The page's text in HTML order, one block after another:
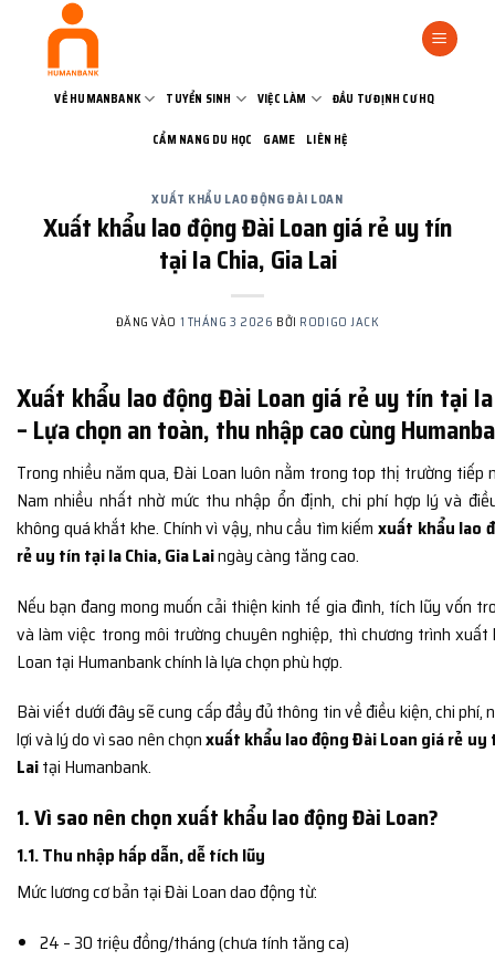
VỀ HUMANBANK TUYỂN SINH VIỆC LÀM ĐẦU TƯ ĐỊNH CƯ HQ
CẨM NANG DU HỌC GAME LIÊN HỆ
XUẤT KHẨU LAO ĐỘNG ĐÀI LOAN
Xuất khẩu lao động Đài Loan giá rẻ uy tín
tại Ia Chia, Gia Lai
ĐĂNG VÀO 1 THÁNG 3 2026 BỞI RODIGO JACK
Xuất khẩu lao động Đài Loan giá rẻ uy tín tại Ia
– Lựa chọn an toàn, thu nhập cao cùng
Trong nhiều năm qua,Đài Loan luôn nằm trong top thị trường tiếp
Nam nhiều nhất nhờ mức thu nhập ổn định, chi phí hợp lý và
không quá khắt khe. Chính vì vậy, nhu cầu tìm kiếmxuất khẩu lao
rẻ uy tín tại Ia Chia, Gia Laingày càng tăng cao.
Nếu bạn đang mong muốn cải thiện kinh tế gia đình, tích lũy vốn
và làm việc trong môi trường chuyên nghiệp, thì chương trình
Loan tại Humanbank chính là lựa chọn phù hợp.
Bài viết dưới đây sẽ cung cấp đầy đủ thông tin về điều kiện, chi phí,
lợi và lý do vì sao nên chọnxuất khẩu lao động Đài Loan giá rẻ uy
Laitại Humanbank.
1. Vì sao nên chọn xuất khẩu lao động Đài Loan?
1.1. Thu nhập hấp dẫn, dễ tích lũy
Mức lương cơ bản tại Đài Loan dao động từ:
24 – 30 triệu đồng/tháng (chưa tính tăng ca)